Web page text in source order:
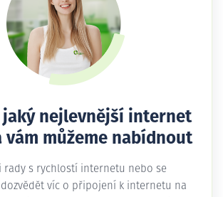
nejlevnější internet
vám můžeme nabídnout
rady s rychlostí internetu nebo se
víc o připojení k internetu na